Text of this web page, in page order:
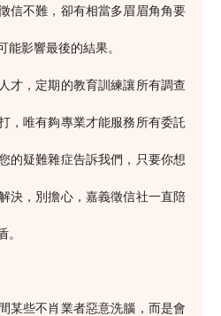
信不難，卻有相當多眉眉角角要
能影響最後的結果。
才，定期的教育訓練讓所有調查
，唯有夠專業才能服務所有委託
的疑難雜症告訴我們，只要你想
決，別擔心，嘉義徵信社一直陪
。
某些不肖業者惡意洗腦，而是會